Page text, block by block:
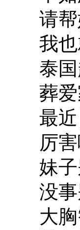
请
我
泰
葬
最
厉
妹
没
大